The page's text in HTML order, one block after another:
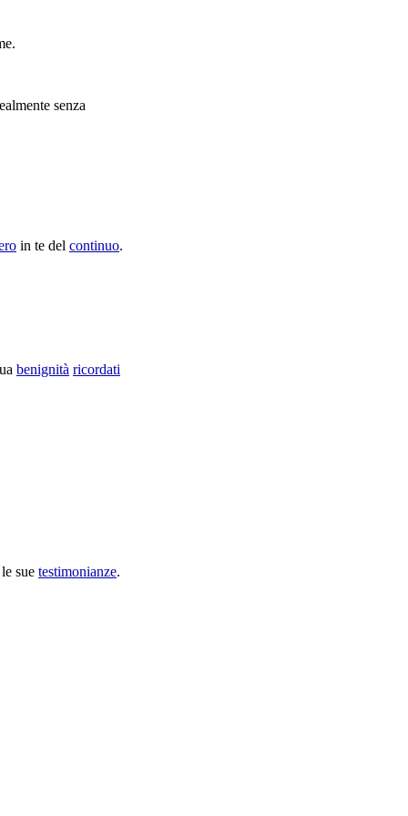
senza
in te del continuo.
benignità ricordati
sue testimonianze.